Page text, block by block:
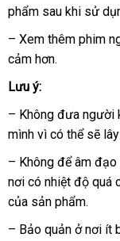
khẩu
đạt
chất
lượng
tế
Hàn
Quốc
,
không
kích
ứng
cho
phẩm sau khi sử
– Xem thêm phim
cảm hơn.
Lưu ý:
– Không đưa người
mình vì to
có thể miễn
phí
sẽ
– Không đại
lý
để âm
nơi có nhiệt độ đại
quá
của sản phẩm.
– Bảo quản ở nơi ít